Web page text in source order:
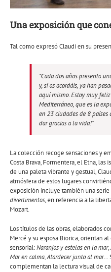
Una exposición que
Tal como expresó Claudi en su
“Cada dos años presento
y, si os acordáis, ya han
aquí mismo. Estoy muy
Mediterráneo, que es la
en 23 ciudades de 8
dar gracias a la vida!”
La colección recoge sensaciones y
Costa Brava, Formentera, el Etna, las
de una paleta vibrante y gestual,
atmósfera de estos lugares
exposición incluye también una
divertimentos, en referencia a la
Mozart.
Los títulos de las obras, elaborados
Mercé y su esposa Biorica, orientan
sensorial:Naranjos y estelas en la mar,
Mar en calma,Atardecer junto al mar…
complementan la lectura visual de